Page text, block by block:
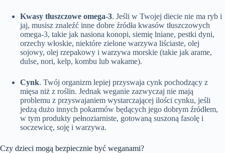
Kwasy tłuszczowe omega-3. Jeśli w Twojej diecie nie ma ryb i
jaj, musisz znaleźć inne dobre źródła kwasów tłuszczowych
omega-3, takie jak nasiona konopi, siemię lniane, pestki dyni,
orzechy włoskie, niektóre zielone warzywa liściaste, olej
sojowy, olej rzepakowy i warzywa morskie (takie jak arame,
dulse, nori, kelp, kombu lub wakame).
Cynk. Twój organizm lepiej przyswaja cynk pochodzący z
mięsa niż z roślin. Jednak weganie zazwyczaj nie mają
problemu z przyswajaniem wystarczającej ilości cynku, jeśli
jedzą dużo innych pokarmów będących jego dobrym źródłem,
w tym produkty pełnoziarniste, gotowaną suszoną fasolę i
soczewicę, soję i warzywa.
Czy dzieci mogą bezpiecznie być weganami?